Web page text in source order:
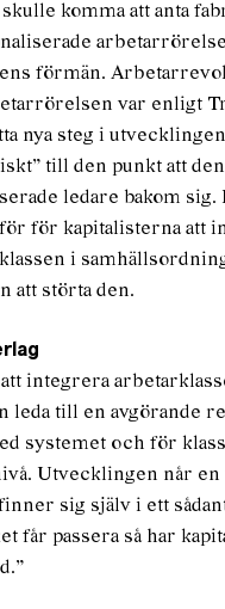
komma att anta
förmän.
var enligt
nya steg i
till den punkt att
ledare bakom sig.
för kapitalisterna att
i
att störta den.
integrera
leda till en avgörande
systemet och för
Utvecklingen når en
sig själv i ett
får passera så har